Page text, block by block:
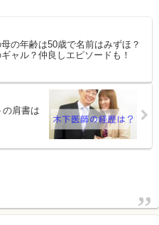
の年齢は50歳で名前はみずほ？
ャル？仲良しエピソードも！
の肩書は